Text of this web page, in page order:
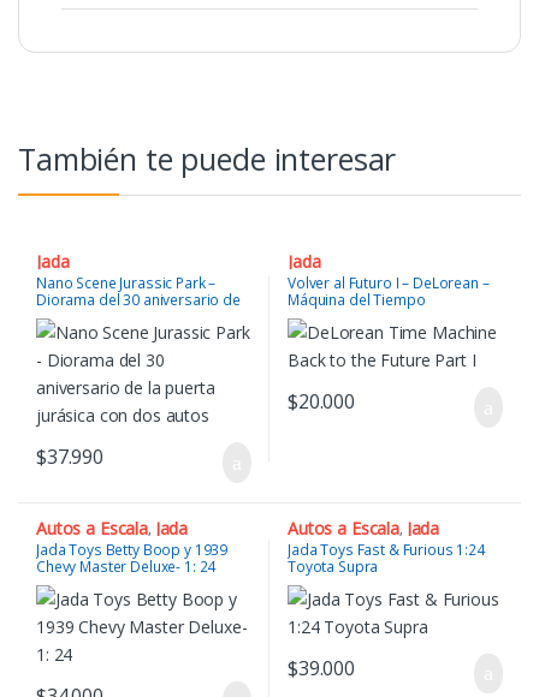
También te puede interesar
Jada
Nano Scene Jurassic Park –
Diorama del 30 aniversario de
la puerta jurásica con dos
autos
$37.990
Jada
Volver al Futuro I – DeLorean –
Máquina del Tiempo
$20.000
Autos a Escala, Jada
Jada Toys Betty Boop y 1939
Chevy Master Deluxe- 1: 24
Autos a Escala, Jada
Jada Toys Fast & Furious 1:24
Toyota Supra
$39.000